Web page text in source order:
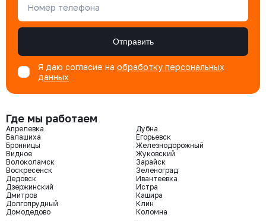
Номер телефона
Отправить
Я даю согласие на обработку персональных
данных
Где мы работаем
Апрелевка
Балашиха
Бронницы
Видное
Волоколамск
Воскресенск
Дедовск
Дзержинский
Дмитров
Долгопрудный
Домодедово
Дубна
Егорьевск
Железнодорожный
Жуковский
Зарайск
Зеленоград
Ивантеевка
Истра
Кашира
Клин
Коломна